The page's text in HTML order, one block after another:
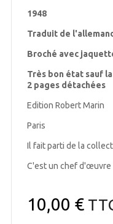
1948
Traduit de
Broché avec
Très bon état sauf
2 pages détachées
Edition Robert Marin
Paris
Il fait parti de la
C'est un chef d'œuvre
10,00 €